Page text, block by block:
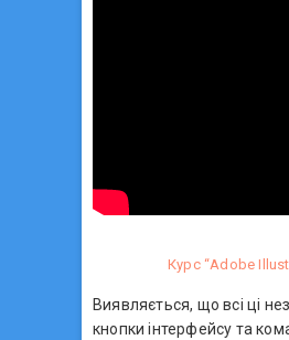
Курс “Аdobe
Виявляється, що всі ці
кнопки інтерфейсу та